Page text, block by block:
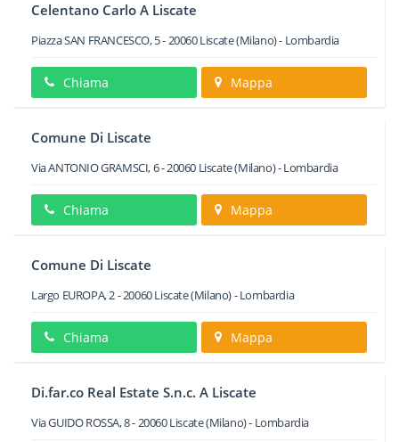
Celentano Carlo A Liscate
Piazza SAN FRANCESCO, 5-20060Liscate(Milano) - Lombardia
Chiama Mappa
Comune Di Liscate
Via ANTONIO GRAMSCI, 6-20060 Liscate(Milano) -Lombardia
Chiama Mappa
Comune Di Liscate
Largo EUROPA, 2-20060Liscate(Milano) -Lombardia
Chiama Mappa
Di.far.co Real Estate S.n.c. A Liscate
Via GUIDO ROSSA, 8-20060Liscate(Milano) - Lombardia